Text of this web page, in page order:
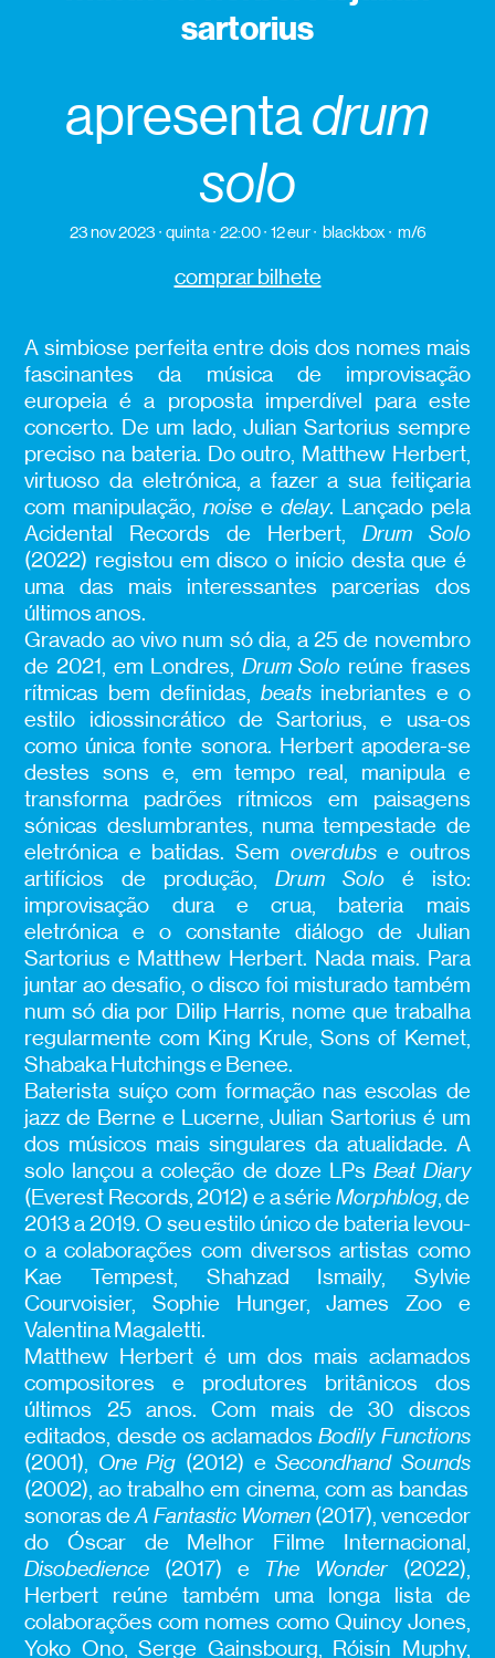
sartorius
apresentadrum
solo
23 nov 2023 quinta 22:00 12 eur blackbox m/6
comprar bilhete
A simbiose perfeita entre dois dos nomes mais
fascinantes da música de improvisação
europeia é a proposta imperdível para este
concerto. De um lado, Julian Sartorius sempre
preciso na bateria. Do outro, Matthew Herbert,
virtuoso da eletrónica, a fazer a sua feitiçaria
com manipulação,noise e delay. Lançado pela
Acidental Records de Herbert, Drum Solo
(2022) registou em disco o início desta que é
uma das mais interessantes parcerias dos
últimos anos.
Gravado ao vivo num só dia, a 25 de novembro
de 2021, em Londres, Drum Solo reúne frases
rítmicas bem definidas, beats inebriantes e o
estilo idiossincrático de Sartorius, e usa-os
como única fonte sonora. Herbert apodera-se
destes sons e, em tempo real, manipula e
transforma padrões rítmicos em paisagens
sónicas deslumbrantes, numa tempestade de
eletrónica e batidas. Sem overdubse outros
artifícios de produção, Drum Soloé isto:
improvisação dura e crua, bateria mais
eletrónica e o constante diálogo de Julian
Sartorius e Matthew Herbert. Nada mais. Para
juntar ao desafio, o disco foi misturado também
num só dia por Dilip Harris, nome que trabalha
regularmente com King Krule, Sons of Kemet,
Shabaka Hutchings e Benee.
Baterista suíço com formação nas escolas de
jazz de Berne e Lucerne, Julian Sartorius é um
dos músicos mais singulares da atualidade. A
solo lançou a coleção de doze LPs Beat Diary
(Everest Records, 2012) e a sérieMorphblog, de
2013 a 2019. O seu estilo único de bateria levou-
o a colaborações com diversos artistas como
Kae Tempest, Shahzad Ismaily, Sylvie
Courvoisier, Sophie Hunger, James Zoo e
Valentina Magaletti.
Matthew Herbert é um dos mais aclamados
compositores e produtores britânicos dos
últimos 25 anos. Com mais de 30 discos
editados, desde os aclamadosBodily Functions
(2001), One Pig (2012) eSecondhand Sounds
(2002), ao trabalho em cinema, com as bandas
sonoras deA Fantastic Women (2017), vencedor
do Óscar de Melhor Filme Internacional,
Disobedience (2017) e The Wonder(2022),
Herbert reúne também uma longa lista de
colaborações com nomes como Quincy Jones,
Yoko Ono, Serge Gainsbourg, Róisín Muphy,